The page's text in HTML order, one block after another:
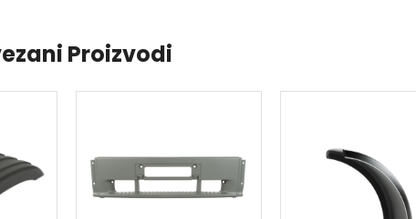
Proizvodi